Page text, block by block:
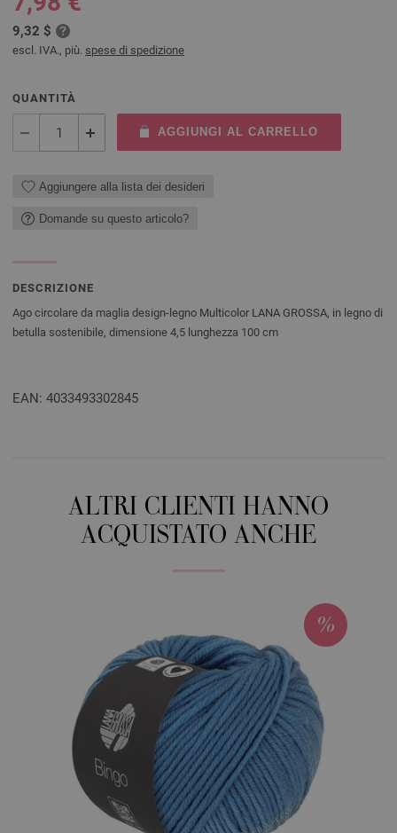
9,32 $
escl. IVA., più. spese di spedizione
QUANTITÀ
AGGIUNGI AL CARRELLO
Aggiungere alla lista dei desideri
Domande su questo articolo?
DESCRIZIONE
Ago circolare da maglia design-legno Multicolor LANA GROSSA, in legno di
betulla sostenibile, dimensione 4,5 lunghezza 100 cm
EAN: 4033493302845
ALTRI CLIENTI HANNO
ACQUISTATO ANCHE